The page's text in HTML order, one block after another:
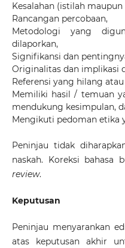
Kesalahan (istilah
Rancangan percobaan,
Metodologi yang
dilaporkan,
Signifikansi dan
Originalitas dan implikasi
Referensi yang hilang
Memiliki hasil / temuan
mendukung kesimpulan,
Mengikuti pedoman etika
Peninjau tidak
naskah. Koreksi
review.
Keputusan
Peninjau menyarankan
atas keputusan akhir